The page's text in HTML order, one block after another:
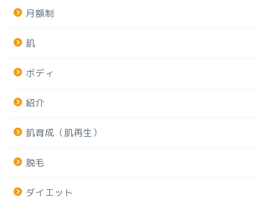
月額制
肌
ボディ
紹介
肌育成（肌再生）
脱毛
ダイエット